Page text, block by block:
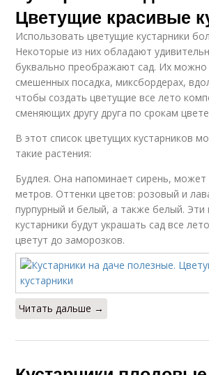
Цветущие красивые
Использовать цветущие кустарники
Некоторые из них обладают
буквально преображают сад. Их можно
смешенных посадка, миксбордерах,
чтобы создать цветущие все лето
сменяющих другу друга по срокам
В этот список цветущих кустарников
такие растения:
Будлея. Она напоминает сирень, может
метров. Оттенки цветов: розовый и
пурпурный и белый, а также белый. Эти
кустарники будут украшать сад все
цветут до заморозков.
Читать дальше →